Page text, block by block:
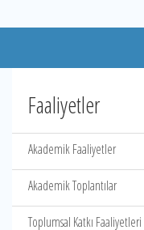
Faaliyetler
Akademik Faaliyetler
Akademik Toplantılar
Toplumsal Katkı Faaliyetleri